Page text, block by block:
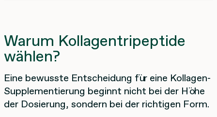
Warum Kollagentripeptide
wählen?
Eine bewusste Entscheidung für eine Kollagen-
Supplementierung beginnt nicht bei der Höhe
der Dosierung, sondern bei der richtigen Form.